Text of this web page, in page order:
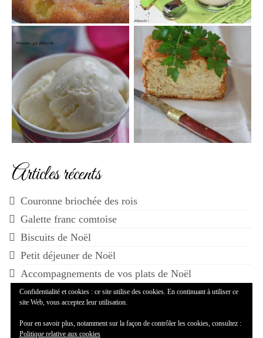
Articles récents
Couronne briochée des rois
Galette franc comtoise
Biscuits de Noël
Petit déjeuner de Noël
Accompagnements de vos plats de Noël
Confidentialité et cookies : ce site utilise des cookies. En continuant à utiliser ce
site Web, vous acceptez leur utilisation.
Pour en savoir plus, notamment sur la façon de contrôler les cookies, consultez :
Politique relative aux cookies